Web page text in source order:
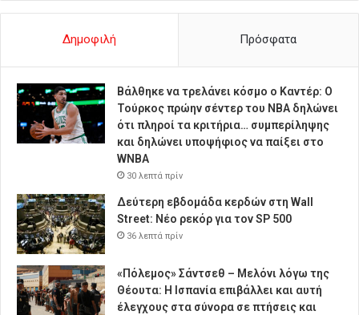
Δημοφιλή Πρόσφατα
Βάλθηκε να τρελάνει κόσμο ο Καντέρ: Ο
Τούρκος πρώην σέντερ του NBA δηλώνει
ότι πληροί τα κριτήρια… συμπερίληψης
και δηλώνει υποψήφιος να παίξει στο
WNBA
30 λεπτά πρίν
Δεύτερη εβδομάδα κερδών στη Wall
Street: Νέο ρεκόρ για τον SP 500
36 λεπτά πρίν
«Πόλεμος» Σάντσεθ – Μελόνι λόγω της
Θέουτα: Η Ισπανία επιβάλλει και αυτή
έλεγχους στα σύνορα σε πτήσεις και